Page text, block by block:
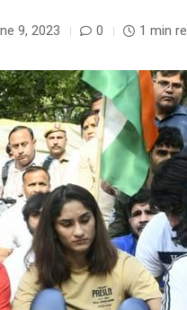
9, 2023 0 1 min